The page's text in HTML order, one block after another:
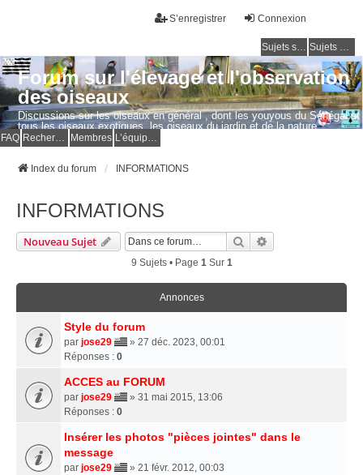
Connexion
S’enregistrer
Sujets sans réponse Sujets actifs
Forum sur l'élevage et l'observation
des oiseaux
Discussions sur les oiseaux en général , dont les youyous du Sénégal et
tous les oiseaux exotiques, les oiseaux du jardin et de la nature.
Questions, photos, expériences.
FAQ Membres
Index du forum INFORMATIONS
INFORMATIONS
Nouveau Sujet Rechercher
9 Sujets • Page 1 Sur 1
Annonces
Style du forum
par jose29
» 27 déc. 2023, 00:01
Réponses : 0
ACCES au FORUM
par jose29
» 31 mai 2015, 13:06
Réponses : 0
Insérer les photos "pièces jointes" dans le
message
par jose29
» 21 févr. 2012, 00:03